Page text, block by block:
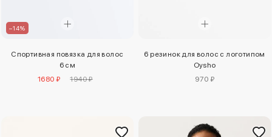
–14%
Спортивная повязка для волос
6 см
1680 ₽
1940 ₽
6 резинок для волос с логотипом
Oysho
970 ₽